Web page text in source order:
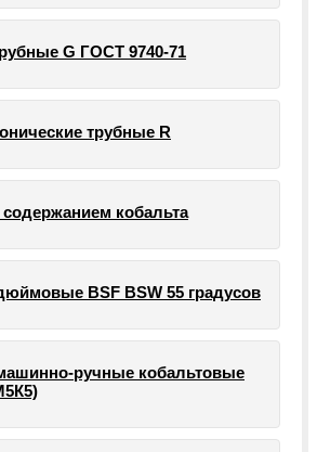
G ГОСТ 9740-71
трубные R
кобальта
BSF BSW 55 градусов
ручные кобальтовые